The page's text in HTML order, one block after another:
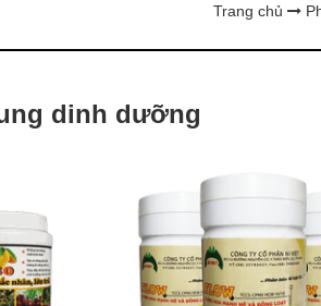
Trang chủ
dinh dưỡng